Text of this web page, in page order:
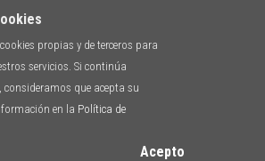
propias y de terceros para
servicios. Si continúa
consideramos que acepta su
en la Política de
Acepto